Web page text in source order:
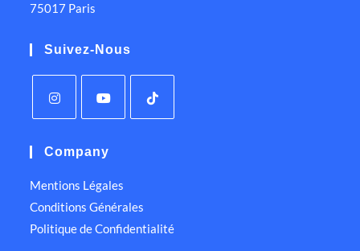
75017 Paris
Suivez-Nous
Company
Mentions Légales
Conditions Générales
Politique de Confidentialité